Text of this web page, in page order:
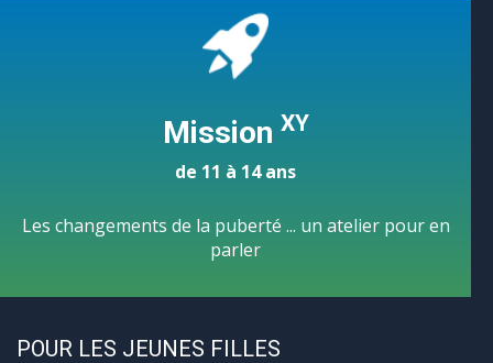
Mission XY
de 11 à 14 ans
Les changements de la puberté ... un atelier pour en
parler
POUR LES JEUNES FILLES